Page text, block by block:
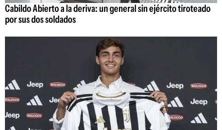
Cabildo Abierto a la deriva: un general sin ejército tiroteado
por sus dos soldados